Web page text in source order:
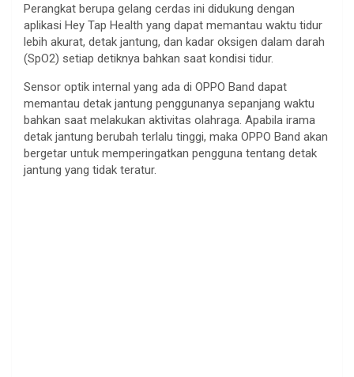
Perangkat berupa gelang cerdas ini didukung dengan
aplikasi Hey Tap Health yang dapat memantau waktu tidur
lebih akurat, detak jantung, dan kadar oksigen dalam darah
(SpO2) setiap detiknya bahkan saat kondisi tidur.
Sensor optik internal yang ada di OPPO Band dapat
memantau detak jantung penggunanya sepanjang waktu
bahkan saat melakukan aktivitas olahraga. Apabila irama
detak jantung berubah terlalu tinggi, maka OPPO Band akan
bergetar untuk memperingatkan pengguna tentang detak
jantung yang tidak teratur.